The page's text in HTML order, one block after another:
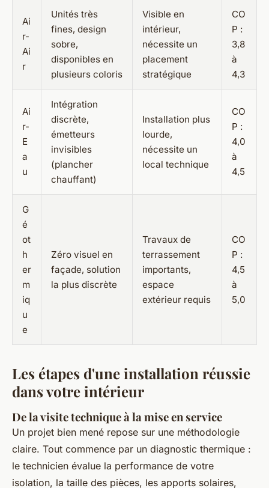
Ai
r-
Ai
r
Unités très
fines, design
sobre,
disponibles en
plusieurs coloris
Visible en
intérieur,
nécessite un
placement
stratégique
CO
P :
3,8
à
4,3
Ai
r-
E
a
u
Intégration
discrète,
émetteurs
invisibles
(plancher
chauffant)
Installation plus
lourde,
nécessite un
local technique
CO
P :
4,0
à
4,5
G
é
ot
h
er
m
iq
u
e
Zéro visuel en
façade, solution
la plus discrète
Travaux de
terrassement
importants,
espace
extérieur requis
CO
P :
4,5
à
5,0
Les étapes d'une installation réussie
dans votre intérieur
De la visite technique à la mise en service
Un projet bien mené repose sur une méthodologie
claire. Tout commence par un diagnostic thermique :
le technicien évalue la performance de votre
isolation, la taille des pièces, les apports solaires,